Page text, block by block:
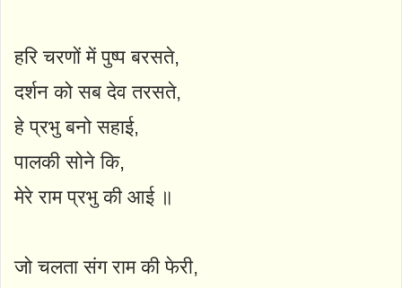
हरि चरणों में पुष्प बरसते,
दर्शन को सब देव तरसते,
हे प्रभु बनो सहाई,
पालकी सोने कि,
मेरे राम प्रभु की आई ॥
जो चलता संग राम की फेरी,